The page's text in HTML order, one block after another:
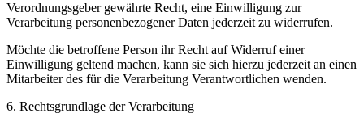
Verordnungsgeber gewährte Recht, eine Einwilligung zur
Verarbeitung personenbezogener Daten jederzeit zu widerrufen.
Möchte die betroffene Person ihr Recht auf Widerruf einer
Einwilligung geltend machen, kann sie sich hierzu jederzeit an einen
Mitarbeiter des für die Verarbeitung Verantwortlichen wenden.
6. Rechtsgrundlage der Verarbeitung